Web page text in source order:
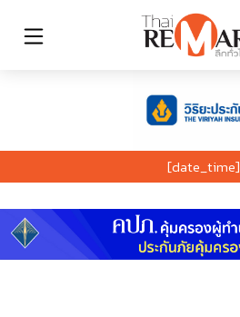
[date_time]